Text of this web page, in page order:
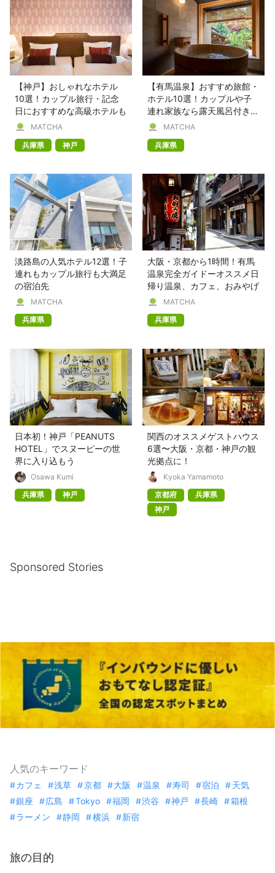
【神戸】おしゃれなホテル
10選！カップル旅行・記念
日におすすめな高級ホテルも
MATCHA
兵庫県
神戸
【有馬温泉】おすすめ旅館・
ホテル10選！カップルや子
連れ家族なら露天風呂付き客
室に泊まろう
MATCHA
兵庫県
淡路島の人気ホテル12選！子
連れもカップル旅行も大満足
の宿泊先
MATCHA
兵庫県
大阪・京都から1時間！有馬
温泉完全ガイドーオススメ日
帰り温泉、カフェ、おみやげ
MATCHA
兵庫県
日本初！神戸「PEANUTS
HOTEL」でスヌーピーの世
界に入り込もう
Osawa Kumi
兵庫県
神戸
関西のオススメゲストハウス
6選〜大阪・京都・神戸の観
光拠点に！
Kyoka Yamamoto
京都府
兵庫県
神戸
Sponsored Stories
人気のキーワード
カフェ 浅草 京都 大阪 温泉 寿司 宿泊
天気
銀座
広島 Tokyo 福岡 渋谷 神戸 長崎
箱根
ラーメン
静岡 横浜 新宿
旅の目的